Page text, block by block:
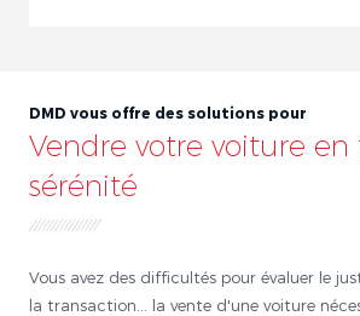
DMD vous offre des solutions pour
Vendre votre voiture
sérénité
Vous avez des difficultés pour évaluer le
la transaction... la vente d'une voiture